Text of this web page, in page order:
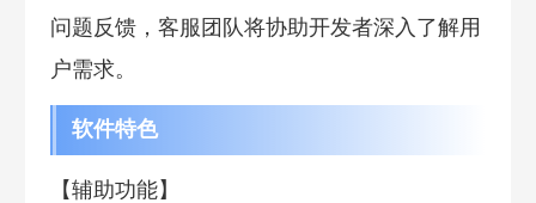
问题反馈，客服团队将协助开发者深入了解用
户需求。
软件特色
【辅助功能】